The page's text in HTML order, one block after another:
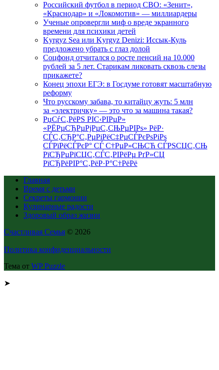
Российский футбол в период СВО: «Зенит»,
«Краснодар» и «Локомотив» — миллиардеры
Ученые опровергли миф о вреде экранного
времени для психики детей
Kyrgyz Sea или Kyrgyz Denizi: Иссык-Куль
предложено убрать с глаз долой
Соцфонд отчитался о росте пенсий на 10.000
рублей за 5 лет. Старикам ликовать сквозь слезы
прикажете?
Конец эпохи ЕГЭ: в Госдуме готовят масштабную
реформу
Что русскому забава, то китайцу жуть: 5 млн
за «электричку» — это что за машина такая?
РџСѓС‚РёРЅ РІС‹РІРµР»
«РЁРµСЂРµРјРµС‚СЊРµРІРѕ» РёР·
СЃС‚СЂР°С‚РµРіРёС‡РµСЃРєРѕРіРѕ
СЃРїРёСЃРєР° СЃ С†РµР»СЊСЋ СЃРЅСЏС‚СЊ
РїСЂРµРїСЏС‚СЃС‚РІРёРµ РґР»СЏ
РїСЂРёРІР°С‚РёР·Р°С†РёРё
Главная
Время с детьми
Секреты гармонии
Кулинарные радости
Здоровый образ жизни
Счастливая Семья © 2026
Политика конфиденциальности
Тема от WP Puzzle
➤